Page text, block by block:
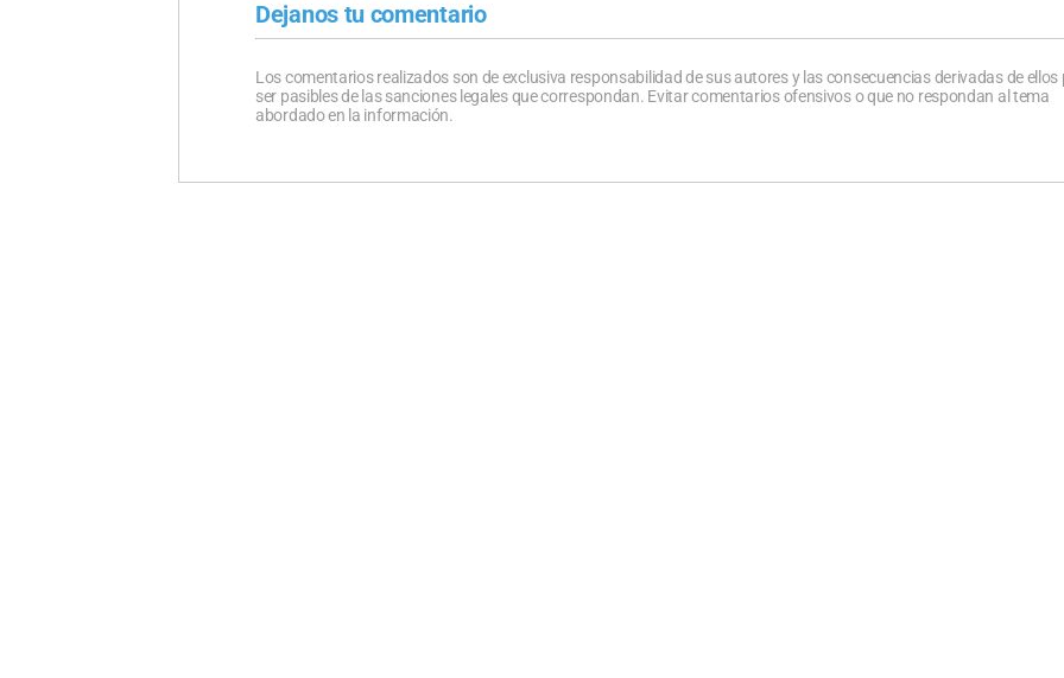
Dejanos tu comentario
Los comentarios realizados son de exclusiva responsabilidad de sus autores y las consecuencias derivadas de ellos
ser pasibles de las sanciones legales que correspondan. Evitar comentarios ofensivos o que no respondan al tema
abordado en la información.